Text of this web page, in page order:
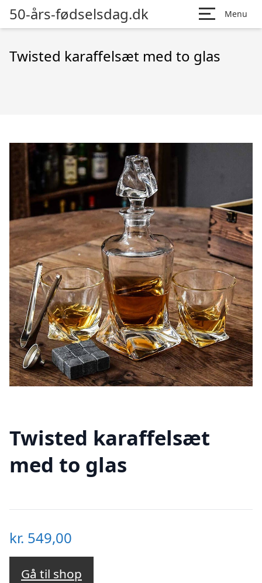
50-års-fødselsdag.dk Menu
Twisted karaffelsæt med to glas
Twisted karaffelsæt
med to glas
kr. 549,00
Gå til shop